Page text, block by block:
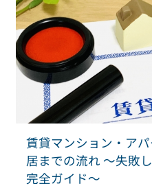
賃貸マンション・ア
居までの流れ ～失敗
完全ガイド～